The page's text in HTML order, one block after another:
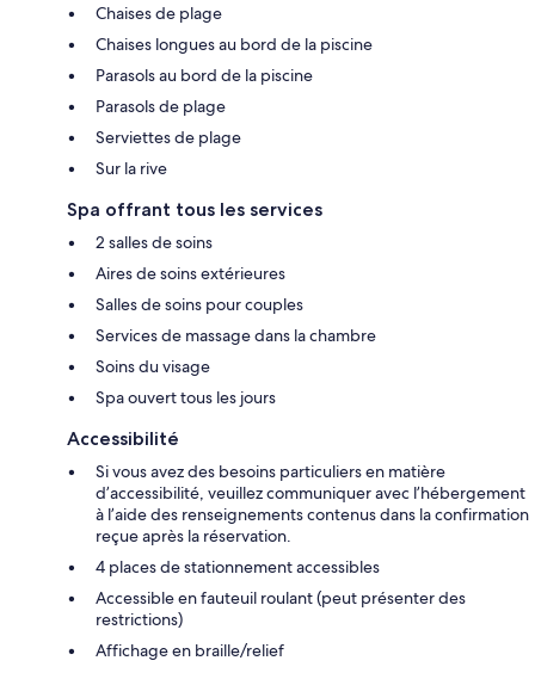
Chaises de plage
Chaises longues au bord de la piscine
Parasols au bord de la piscine
Parasols de plage
Serviettes de plage
Sur la rive
Spa offrant tous les services
2 salles de soins
Aires de soins extérieures
Salles de soins pour couples
Services de massage dans la chambre
Soins du visage
Spa ouvert tous les jours
Accessibilité
Si vous avez des besoins particuliers en matière
d’accessibilité, veuillez communiquer avec l’hébergement
à l’aide des renseignements contenus dans la confirmation
reçue après la réservation.
4 places de stationnement accessibles
Accessible en fauteuil roulant (peut présenter des
restrictions)
Affichage en braille/relief